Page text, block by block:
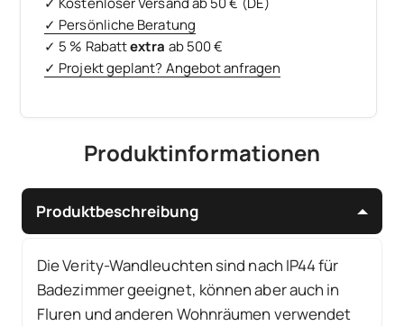
✓ Persönliche Beratung
✓ 5 % Rabattextra ab 500 €
✓ Projekt geplant? Angebot anfragen
Produktinformationen
Produktbeschreibung
Die Verity-Wandleuchten sind nach IP44 für
Badezimmer geeignet, können aber auch in
Fluren und anderen Wohnräumen verwendet